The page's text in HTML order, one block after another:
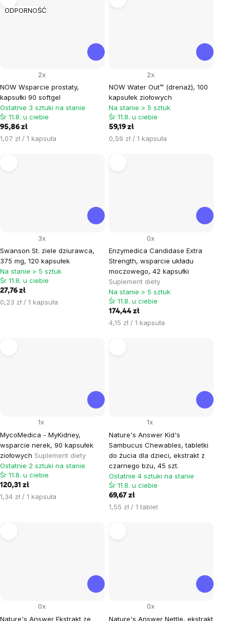
ODPORNOŚĆ
NOW Wsparcie prostaty,
kapsułki 90 softgel
2x
Ostatnie 3 sztuki na stanie
Śr 11.8. u ciebie
95,86 zł
Cena
1,07 zł / 1 kapsuła
NOW Water Out™ (drenaż), 100
kapsułek ziołowych
2x
Na stanie > 5 sztuk
Śr 11.8. u ciebie
59,19 zł
Cena
0,59 zł / 1 kapsuła
Swanson St. ziele dziurawca,
375 mg, 120 kapsułek
3x
Na stanie > 5 sztuk
Śr 11.8. u ciebie
27,76 zł
Cena
0,23 zł / 1 kapsuła
Enzymedica Candidase Extra
Strength, wsparcie układu
moczowego, 42 kapsułki
Suplement diety
0x
Na stanie > 5 sztuk
Śr 11.8. u ciebie
174,44 zł
Cena
4,15 zł / 1 kapsuła
MycoMedica - MyKidney,
wsparcie nerek, 90 kapsułek
ziołowych Suplement diety
1x
Ostatnie 2 sztuki na stanie
Śr 11.8. u ciebie
120,31 zł
Cena
1,34 zł / 1 kapsuła
Nature's Answer Kid's
Sambucus Chewables, tabletki
do żucia dla dzieci, ekstrakt z
czarnego bzu, 45 szt.
1x
Ostatnie 4 sztuki na stanie
Śr 11.8. u ciebie
69,67 zł
Cena
1,55 zł / 1 tablet
Nature's Answer Ekstrakt ze
0x
Nature's Answer Nettle, ekstrakt
0x